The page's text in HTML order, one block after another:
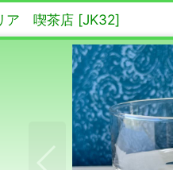
ア 喫茶店 [JK32]